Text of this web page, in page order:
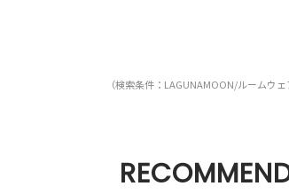
（検索条件：LAGUNAMOON/ルームウェ